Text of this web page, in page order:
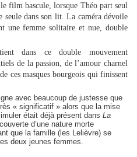
film bascule, lorsque Théo part seul
seule dans son lit. La caméra dévoile
une femme solitaire et nue, double
dans ce double mouvement
de la passion, de l’amour charnel
ces masques bourgeois qui finissent
avec beaucoup de justesse que
« significatif » alors que la mise
était déjà présent dans La
d’une nature morte
que la famille (les Lelièvre) se
deux jeunes femmes.